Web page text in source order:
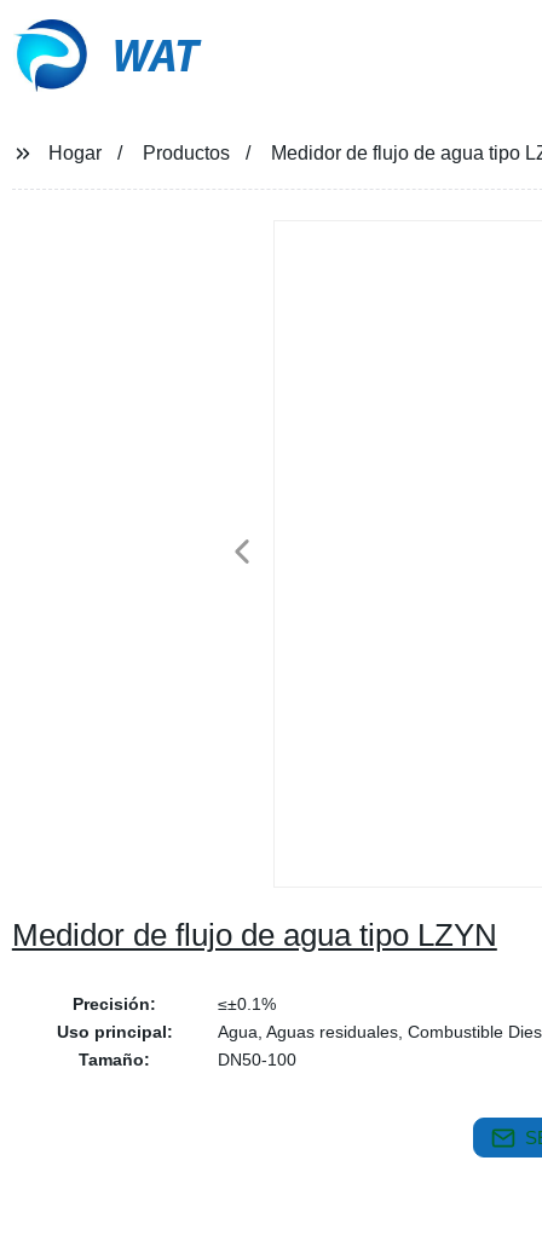
WAT
Hogar Productos Medidor de flujo de agua tipo
Medidor de flujo de agua tipo LZYN
Precisión:
≤±0.1%
Uso principal:
Agua, Aguas residuales, Combustible
Tamaño:
DN50-100